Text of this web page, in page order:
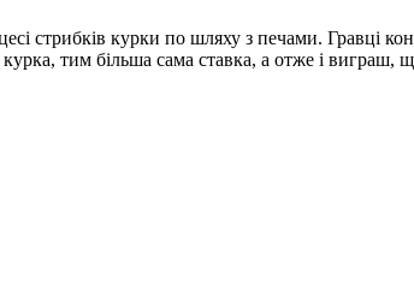
стрибків курки по шляху з печами. Гравці
тим більша сама ставка, а отже і